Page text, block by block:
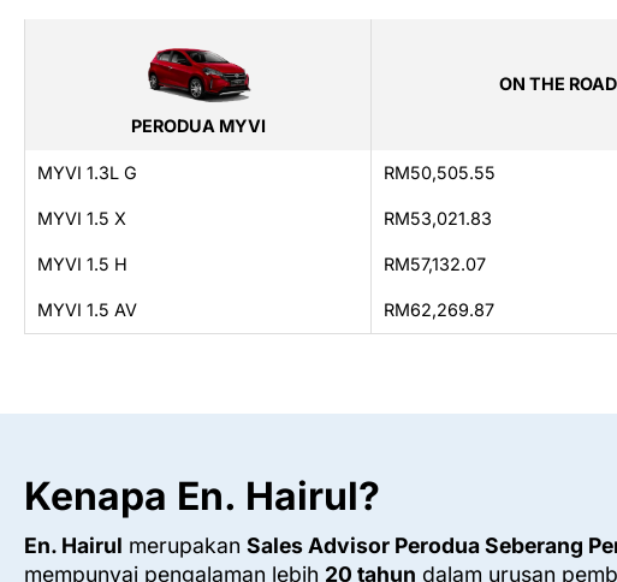
PERODUA MYVI
ON THE
MYVI 1.3L G RM50,505.55
MYVI 1.5 X RM53,021.83
MYVI 1.5 H RM57,132.07
MYVI 1.5 AV RM62,269.87
Kenapa En. Hairul?
En. Hairul merupakan Sales Advisor Perodua Seberang
mempunyai pengalaman lebih 20 tahun dalam urusan